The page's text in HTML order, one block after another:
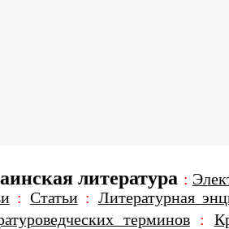
литература :
: Статьи: Литературная
терминов: